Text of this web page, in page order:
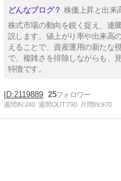
株価上昇と出来
株式市場の動向を鋭く捉え、連
説します。値上がり率や出来高
えることで、資産運用の新たな
で、複雑さを排除しながらも、
特徴です。
2119889 25
週間IN:240 週間OUT:790 月間IN:970